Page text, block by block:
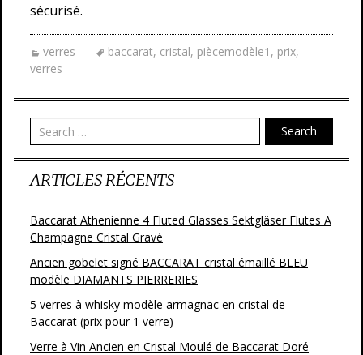
sécurisé.
verres baccarat, cristal, piècemodèle1 , prix,
verres
Search
ARTICLES RÉCENTS
Baccarat Athenienne 4 Fluted Glasses Sektgläser Flutes A
Champagne Cristal Gravé
Ancien gobelet signé BACCARAT cristal émaillé BLEU
modèle DIAMANTS PIERRERIES
5 verres à whisky modèle armagnac en cristal de
Baccarat (prix pour 1 verre)
Verre à Vin Ancien en Cristal Moulé de Baccarat Doré